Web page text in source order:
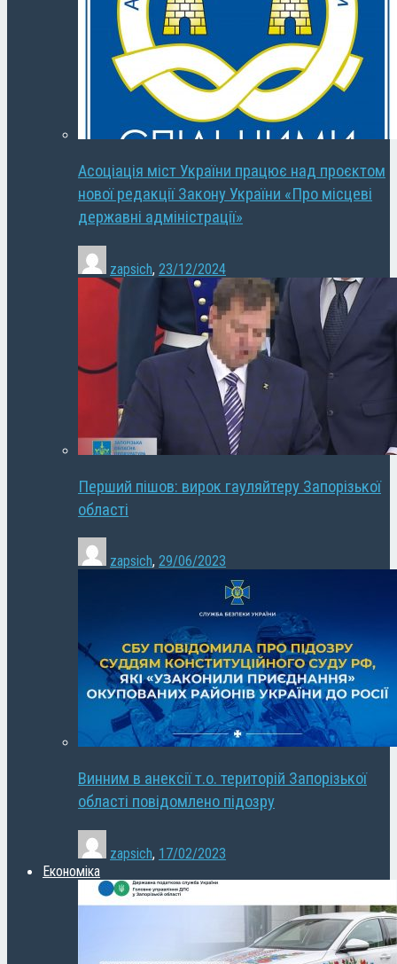
Асоціація міст України працює над проєктом
нової редакції Закону України «Про місцеві
державні адміністрації»
zapsich, 23/12/2024
Перший пішов: вирок гауляйтеру Запорізької
області
zapsich, 29/06/2023
Винним в анексії т.о. територій Запорізької
області повідомлено підозру
zapsich, 17/02/2023
Економіка